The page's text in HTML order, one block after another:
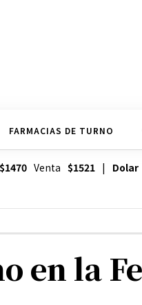
FARMACIAS DE TURNO
$1470Venta $1521|
en la